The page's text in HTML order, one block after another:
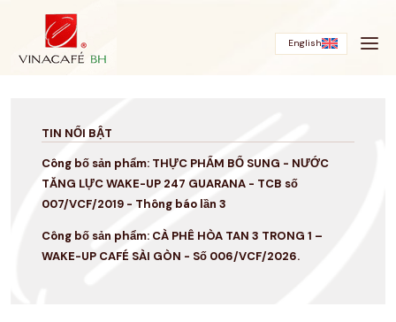
English
TIN NỔI BẬT
Công bố sản phẩm: THỰC PHẨM BỔ SUNG - NƯỚC
TĂNG LỰC WAKE-UP 247 GUARANA - TCB số
007/VCF/2019 - Thông báo lần 3
Công bố sản phẩm: CÀ PHÊ HÒA TAN 3 TRONG 1 –
WAKE-UP CAFÉ SÀI GÒN - Số 006/VCF/2026.